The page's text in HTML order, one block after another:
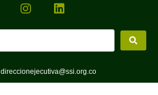
direccionejecutiva@ssi.org.co